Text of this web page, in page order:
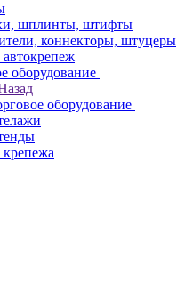
шплинты, штифты
коннекторы, штуцеры
оборудование
оборудование